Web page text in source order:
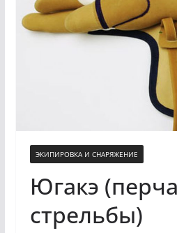
ЭКИПИРОВКА И СНАРЯЖЕНИЕ
Югакэ
стрельбы)